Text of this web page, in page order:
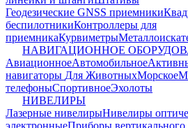
Геодезические GNSS приемники
беспилотникиКонтроллеры для
приемникаКурвиметры
НАВИГАЦИОННОЕ
АвиационноеАвтомобильное
навигаторы Для ЖивотныхМорское
телефоныСпортивноеЭхолоты
НИВЕЛИРЫ
Лазерные нивелирыНивелиры